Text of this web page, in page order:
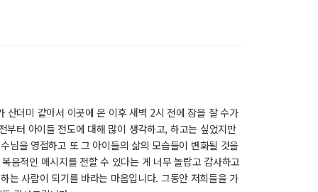
더미 같아서 이곳에 온 이후 새벽 2시 전에 잠을 잘 수가
터 아이들 전도에 대해 많이 생각하고, 하고는 싶었지만
님을 영접하고 또 그 아이들의 삶의 모습들이 변화될 것을
음적인 메시지를 전할 수 있다는 게 너무 놀랍고 감사하고
는 사람이 되기를 바라는 마음입니다. 그동안 저희들을 가